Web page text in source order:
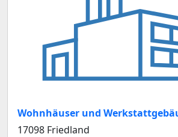
Wohnhäuser und
17098 Friedland